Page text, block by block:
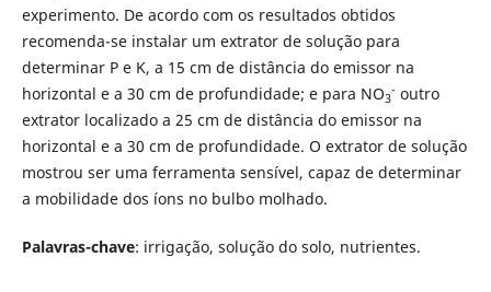
experimento. De acordo com os resultados obtidos
recomenda-se instalar um extrator de solução para
determinar P e K, a 15 cm de distância do emissor na
horizontal e a 30 cm de profundidade; e para NO3
-outro
extrator localizado a 25 cm de distância do emissor na
horizontal e a 30 cm de profundidade. O extrator de solução
mostrou ser uma ferramenta sensível, capaz de determinar
a mobilidade dos íons no bulbo molhado.
Palavras-chave: irrigação, solução do solo, nutrientes.